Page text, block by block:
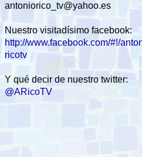
antoniorico_tv@yahoo.es
Nuestro visitadísimo facebook:
http://www.facebook.com/#!/
ricotv
Y qué decir de nuestro twitter:
@ARicoTV